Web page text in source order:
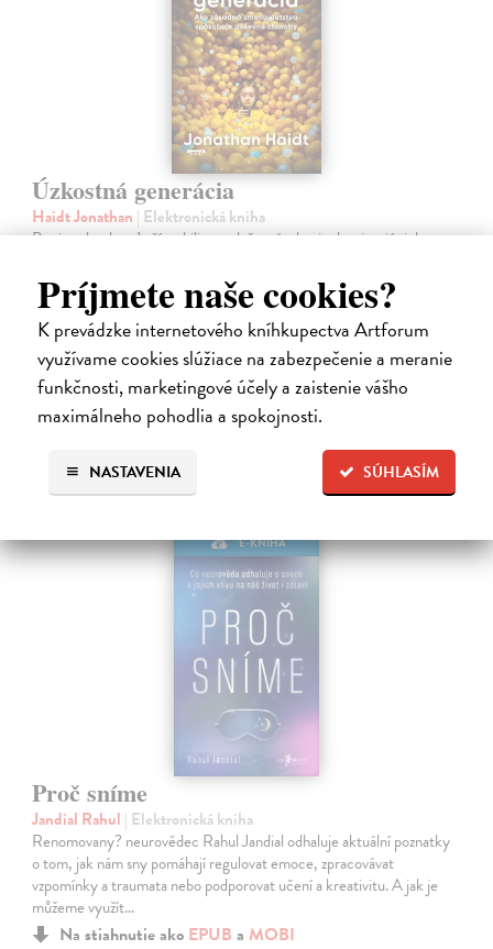
Príjmete naše cookies?
K prevádzke internetového kníhkupectva Artforum
využívame cookies slúžiace na zabezpečenie a meranie
funkčnosti, marketingové účely a zaistenie vášho
maximálneho pohodlia a spokojnosti.
SÚHLASÍM
NASTAVENIA
Úzkostná generácia
Haidt Jonathan | Elektronická kniha
Po viac ako desaťročí stability sa duševné zdravie dospievajúcich
sebapoškodzovania a samovrážd prudko vzrástla a v mnohých
ukazovateľoch sa…
Na stiahnutie akoPDF
17,49 €
E-KNIHA
Proč sníme
Jandial Rahul | Elektronická kniha
Renomovany? neurovědec Rahul Jandial odhaluje aktuální poznatky
o tom, jak nám sny pomáhají regulovat emoce, zpracovávat
vzpomínky a traumata nebo podporovat učení a kreativitu. A jak je
můžeme využít…
Na stiahnutie ako EPUB a MOBI